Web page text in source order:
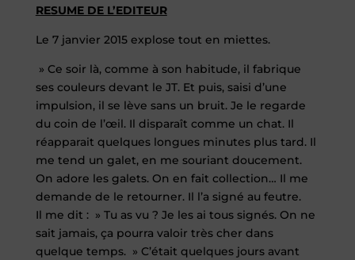
RESUME DE L’EDITEUR
Le 7 janvier 2015 explose tout en miettes.
» Ce soir là, comme à son habitude, il fabrique
ses couleurs devant le JT. Et puis, saisi d’une
impulsion, il se lève sans un bruit. Je le regarde
du coin de l’œil. Il disparaît comme un chat. Il
réapparait quelques longues minutes plus tard. Il
me tend un galet, en me souriant doucement.
On adore les galets. On en fait collection… Il me
demande de le retourner. Il l’a signé au feutre.
Il me dit : » Tu as vu ? Je les ai tous signés. On ne
sait jamais, ça pourra valoir très cher dans
quelque temps. » C’était quelques jours avant